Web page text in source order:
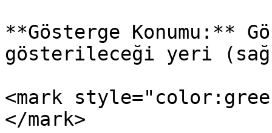
**Gösterge Konumu:**
gösterileceği yeri
<mark
</mark>